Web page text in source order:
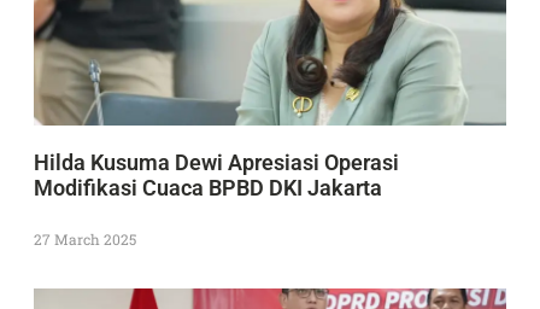
Hilda Kusuma Dewi Apresiasi Operasi
Modifikasi Cuaca BPBD DKI Jakarta
27 March 2025